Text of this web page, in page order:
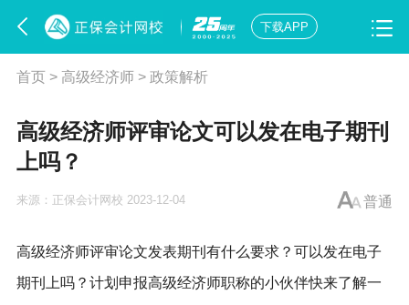
下载APP
首页> 高级经济师> 政策解析
高级经济师评审论文可以发在电子期刊
上吗？
普通
来源： 正保会计网校 2023-12-04
高级经济师评审论文发表期刊有什么要求？可以发在电子
期刊上吗？计划申报高级经济师职称的小伙伴快来了解一